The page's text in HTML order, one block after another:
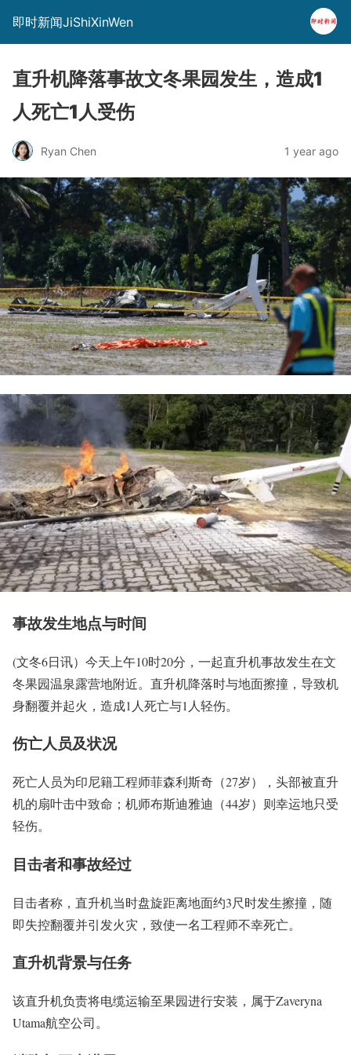
即时新闻JiShiXinWen
直升机降落事故文冬果园发生，造成1
人死亡1人受伤
Ryan Chen 1 year ago
事故发生地点与时间
(文冬6日讯）今天上午10时20分，一起直升机事故发生在文
冬果园温泉露营地附近。直升机降落时与地面擦撞，导致机
身翻覆并起火，造成1人死亡与1人轻伤。
伤亡人员及状况
死亡人员为印尼籍工程师菲森利斯奇（27岁），头部被直升
机的扇叶击中致命；机师布斯迪雅迪（44岁）则幸运地只受
轻伤。
目击者和事故经过
目击者称，直升机当时盘旋距离地面约3尺时发生擦撞，随
即失控翻覆并引发火灾，致使一名工程师不幸死亡。
直升机背景与任务
该直升机负责将电缆运输至果园进行安装，属于Zaveryna
Utama航空公司。